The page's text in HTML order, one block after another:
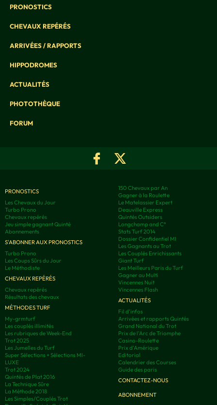
PRONOSTICS
CHEVAUX REPÉRÉS
ARRIVÉES / RAPPORTS
HIPPODROMES
ACTUALITÉS
PHOTOTHÈQUE
FORUM
PRONOSTICS
Les Chevaux du Jour
Turbo Prono
Chevaux repérés
Jeu simple gagnant Quinté
Abonnements
S'ABONNER AUX PRONOSTICS
Turbo Prono
Les Coups Sûrs du Jour
Le Méthodiste
CHEVAUX REPÉRÉS
Chevaux repérés
Résultats des chevaux
MÉTHODES TURF
My-grmturf
Les couplés illimités
Les rubriques de Week-End
Trot 2025
Les Jumelles du Turf
Super Sélections + Sélections MI-
LUXE
Trot 2024
Quintés de Plat 2016
La Technique Sûre
La Méthode 2018
Les Simples/Couplés Trot
150 Chevaux par An
Gagner à la Roulette
Le Matelassier Expert
Deauville Express
Quintés Outsiders
Longchamp and C°
Stats Turf 2014
Dossier Confidentiel MI
Les Gagnants au Trot
Les Couplés Enrichissants
Giant Turf
Les Meilleurs Paris du Turf
Gagner au Multi
Vincennes Nuit
Vincennes Flash
ACTUALITÉS
Fil d'infos
Arrivées et rapports Quintés
Grand National du Trot
Prix de l'Arc de Triomphe
Casino-Roulette
Prix d'Amérique
Editorial
Calendrier des Courses
Guide des paris
CONTACTEZ-NOUS
ABONNEMENT